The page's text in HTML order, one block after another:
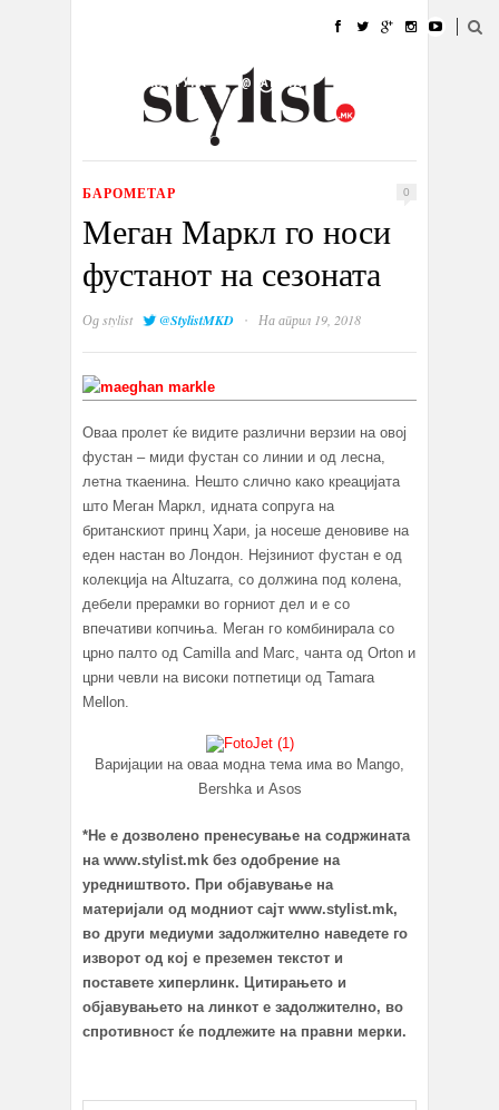
УБАВИНА
КУЛТУРА @РАБОТА
ИЗЛОГ
БАРОМЕТАР 0
Меган Маркл го носи
фустанот на сезоната
Одstylist @StylistMKD · На април 19, 2018
Оваа пролет ќе видите различни верзии на овој
фустан – миди фустан со линии и од лесна,
летна ткаенина. Нешто слично како креацијата
што Меган Маркл, идната сопруга на
британскиот принц Хари, ја носеше деновиве на
еден настан во Лондон. Нејзиниот фустан е од
колекција на Altuzarra, со должина под колена,
дебели прерамки во горниот дел и е со
впечативи копчиња. Меган го комбинирала со
црно палто од Camilla and Marc, чанта од Orton и
црни чевли на високи потпетици од Tamara
Mellon.
Варијации на оваа модна тема има во Mango,
Bershka и Asos
*Не е дозволено пренесување на содржината
на www.stylist.mk без одобрение на
уредништвото. При објавување на
материјали од модниот сајт www.stylist.mk,
во други медиуми задолжително наведете го
изворот од кој е преземен текстот и
поставете хиперлинк. Цитирањето и
објавувањето на линкот е задолжително, во
спротивност ќе подлежите на правни мерки.